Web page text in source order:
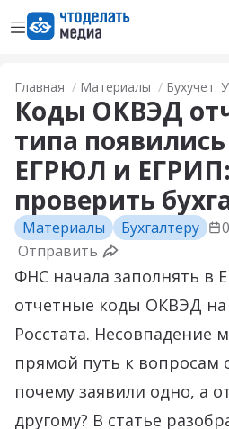
Открыть менюПерейти на главную
Главная Материалы Бухучет.
Коды ОКВЭД
типа
ЕГРЮЛ и
проверить
Материалы Бухгалтеру
Отправить
ФНС начала заполнять в
отчетные коды ОКВЭД
Росстата.
прямой путь к вопросам
почему заявили одно, а
другому? В статье